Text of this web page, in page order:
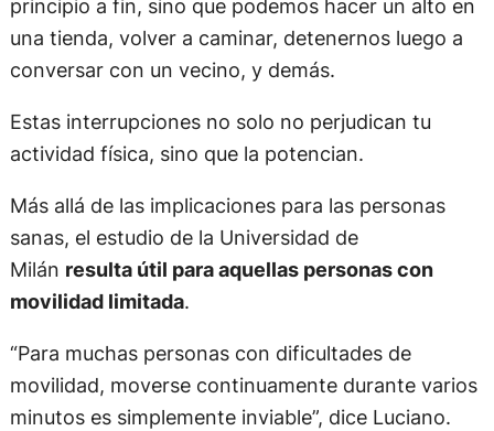
principio a fin, sino que podemos hacer un alto en
una tienda, volver a caminar, detenernos luego a
conversar con un vecino, y demás.
Estas interrupciones no solo no perjudican tu
actividad física, sino que la potencian.
Más allá de las implicaciones para las personas
sanas, el estudio de la Universidad de
Milán resulta útil para aquellas personas con
movilidad limitada.
“Para muchas personas con dificultades de
movilidad, moverse continuamente durante varios
minutos es simplemente inviable”, dice Luciano.